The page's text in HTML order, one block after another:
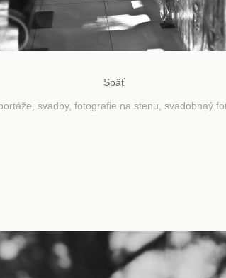
Späť
svadby, fotografie na stenu, svadobnaý